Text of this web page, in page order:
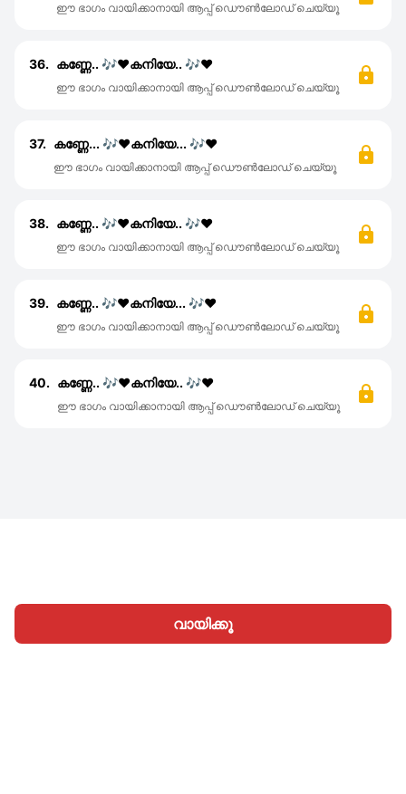
വായിക്കൂ
ഈ ഭാഗം വായിക്കാനായി ആപ്പ് ഡൌൺലോഡ് ചെയ്യൂ
36. കണ്ണേ.. 🎶♥️കനിയേ.. 🎶♥️
ഈ ഭാഗം വായിക്കാനായി ആപ്പ് ഡൌൺലോഡ് ചെയ്യൂ
37. കണ്ണേ... 🎶♥️കനിയേ... 🎶♥️
ഈ ഭാഗം വായിക്കാനായി ആപ്പ് ഡൌൺലോഡ് ചെയ്യൂ
38. കണ്ണേ.. 🎶♥️കനിയേ.. 🎶♥️
ഈ ഭാഗം വായിക്കാനായി ആപ്പ് ഡൌൺലോഡ് ചെയ്യൂ
39. കണ്ണേ.. 🎶♥️കനിയേ... 🎶♥️
ഈ ഭാഗം വായിക്കാനായി ആപ്പ് ഡൌൺലോഡ് ചെയ്യൂ
40. കണ്ണേ.. 🎶♥️കനിയേ.. 🎶♥️
ഈ ഭാഗം വായിക്കാനായി ആപ്പ് ഡൌൺലോഡ് ചെയ്യൂ
ഹോം വിഭാഗങ്ങള്‍ എഴുതൂ ലേഖനങ്ങൾ സൈനിന്‍